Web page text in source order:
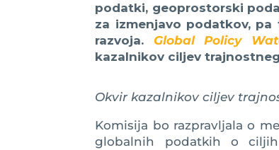
podatki, geoprostorski
za izmenjavo podatkov,
razvoja. Global Policy
kazalnikov ciljev
Okvir kazalnikov ciljev
Komisija bo razpravljala o
globalnih podatkih o